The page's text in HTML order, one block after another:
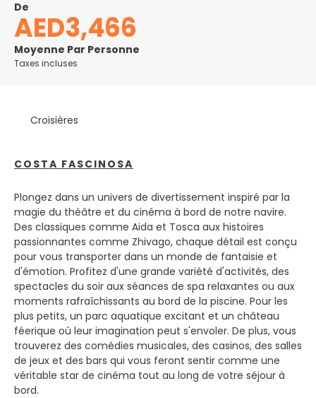
De
AED3,466
Moyenne Par Personne
Taxes incluses
Croisières
COSTA FASCINOSA
Plongez dans un univers de divertissement inspiré par la
magie du théâtre et du cinéma à bord de notre navire.
Des classiques comme Aida et Tosca aux histoires
passionnantes comme Zhivago, chaque détail est conçu
pour vous transporter dans un monde de fantaisie et
d'émotion. Profitez d'une grande variété d'activités, des
spectacles du soir aux séances de spa relaxantes ou aux
moments rafraîchissants au bord de la piscine. Pour les
plus petits, un parc aquatique excitant et un château
féerique où leur imagination peut s'envoler. De plus, vous
trouverez des comédies musicales, des casinos, des salles
de jeux et des bars qui vous feront sentir comme une
véritable star de cinéma tout au long de votre séjour à
bord.
surprendra, car il a tant à offrir à tout visiteur, et sa
beauté n’est que floue avec le temps qui passe. Rome
est l'une des villes les plus photogéniques au monde -
rien d'étonnant à ce que vous voyez ici: le Vatican, la
fontaine de Trevi, la place Saint-Pierre, la place d'Espagne,
ce sera à votre tour de figurer dans vos vacances
l'impression de partir trop tôt.